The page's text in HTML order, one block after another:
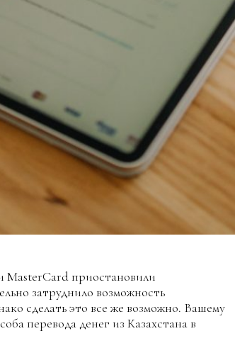
MasterCard приостановили
затруднило возможность
сделать это все же возможно. Вашему
перевода денег из Казахстана в